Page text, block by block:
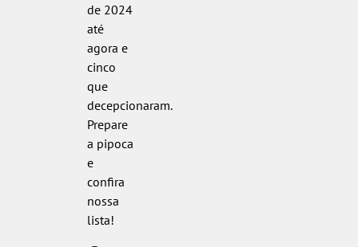
de 2024
até
agora e
cinco
que
decepcionaram.
Prepare
a pipoca
e
confira
nossa
lista!